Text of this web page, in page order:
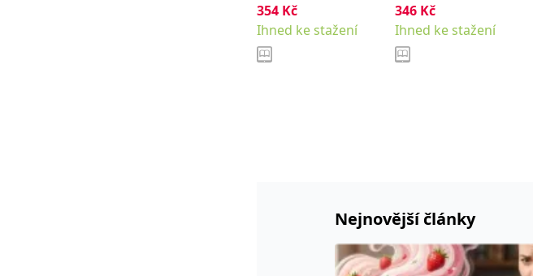
354 Kč
Ihned ke stažení
346 Kč
Ihned ke stažení
Nejnovější články